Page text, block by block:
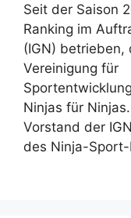
Seit der Saison
Ranking im
(IGN) betrieben,
Vereinigung für
Ninjas für
Vorstand der
des Ninja-Sport-